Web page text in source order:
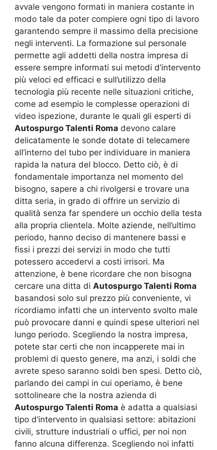
avvale vengono formati in maniera costante in
modo tale da poter compiere ogni tipo di lavoro
garantendo sempre il massimo della precisione
negli interventi. La formazione sul personale
permette agli addetti della nostra impresa di
essere sempre informati sui metodi d’intervento
più veloci ed efficaci e sull’utilizzo della
tecnologia più recente nelle situazioni critiche,
come ad esempio le complesse operazioni di
video ispezione, durante le quali gli esperti di
Autospurgo Talenti Roma devono calare
delicatamente le sonde dotate di telecamere
all’interno del tubo per individuare in maniera
rapida la natura del blocco. Detto ciò, è di
fondamentale importanza nel momento del
bisogno, sapere a chi rivolgersi e trovare una
ditta seria, in grado di offrire un servizio di
qualità senza far spendere un occhio della testa
alla propria clientela. Molte aziende, nell’ultimo
periodo, hanno deciso di mantenere bassi e
fissi i prezzi dei servizi in modo che tutti
potessero accedervi a costi irrisori. Ma
attenzione, è bene ricordare che non bisogna
cercare una ditta di Autospurgo Talenti Roma
basandosi solo sul prezzo più conveniente, vi
ricordiamo infatti che un intervento svolto male
può provocare danni e quindi spese ulteriori nel
lungo periodo. Scegliendo la nostra impresa,
potete star certi che non incapperete mai in
problemi di questo genere, ma anzi, i soldi che
avrete speso saranno soldi ben spesi. Detto ciò,
parlando dei campi in cui operiamo, è bene
sottolineare che la nostra azienda di
Autospurgo Talenti Roma è adatta a qualsiasi
tipo d’intervento in qualsiasi settore: abitazioni
civili, strutture industriali o uffici, per noi non
fanno alcuna differenza. Scegliendo noi infatti